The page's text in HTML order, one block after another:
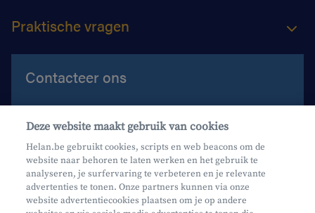
Praktische vragen
Contacteer ons
Contacteer ons
Maak een afspraak
Waar vind je ons?
Deze website maakt gebruik van cookies
Helan.be gebruikt cookies, scripts en web beacons om de
website naar behoren te laten werken en het gebruik te
analyseren, je surfervaring te verbeteren en je relevante
advertenties te tonen. Onze partners kunnen via onze
website advertentiecookies plaatsen om je op andere